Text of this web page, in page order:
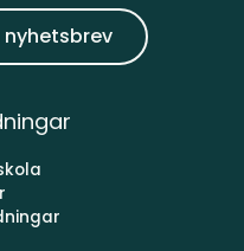
nyhetsbrev